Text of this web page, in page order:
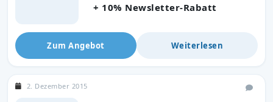
+ 10% Newsletter-Rabatt
Zum Angebot Weiterlesen
2. Dezember 2015